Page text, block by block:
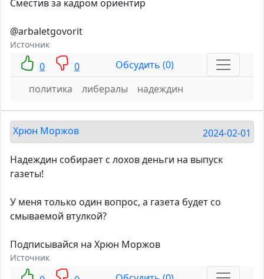
Сместив за кадром ориентир
@arbaletgovorit
Источник
0 0
Обсудить (0)
политика
либералы надеждин
Хрюн Моржов 2024-02-01
Надеждин собирает с лохов деньги на выпуск
газеты!
У меня только один вопрос, а газета будет со
смываемой втулкой?
Подписывайся на Хрюн Моржов
Источник